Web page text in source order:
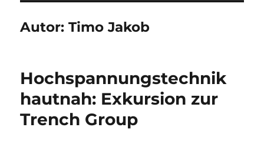
Autor:Timo Jakob
Hochspannungstechnik
hautnah: Exkursion zur
Trench Group